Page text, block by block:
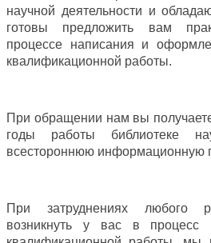
научной деятельности и
готовы предложить вам
процессе написания и
квалификационной работы.
При обращении нам вы
годы работы библиотеке
всестороннюю информационную
При затруднениях любого
возникнуть у вас в процесс